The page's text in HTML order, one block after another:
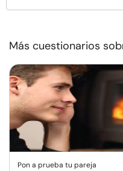
Más cuestionarios
Pon a prueba tu pareja